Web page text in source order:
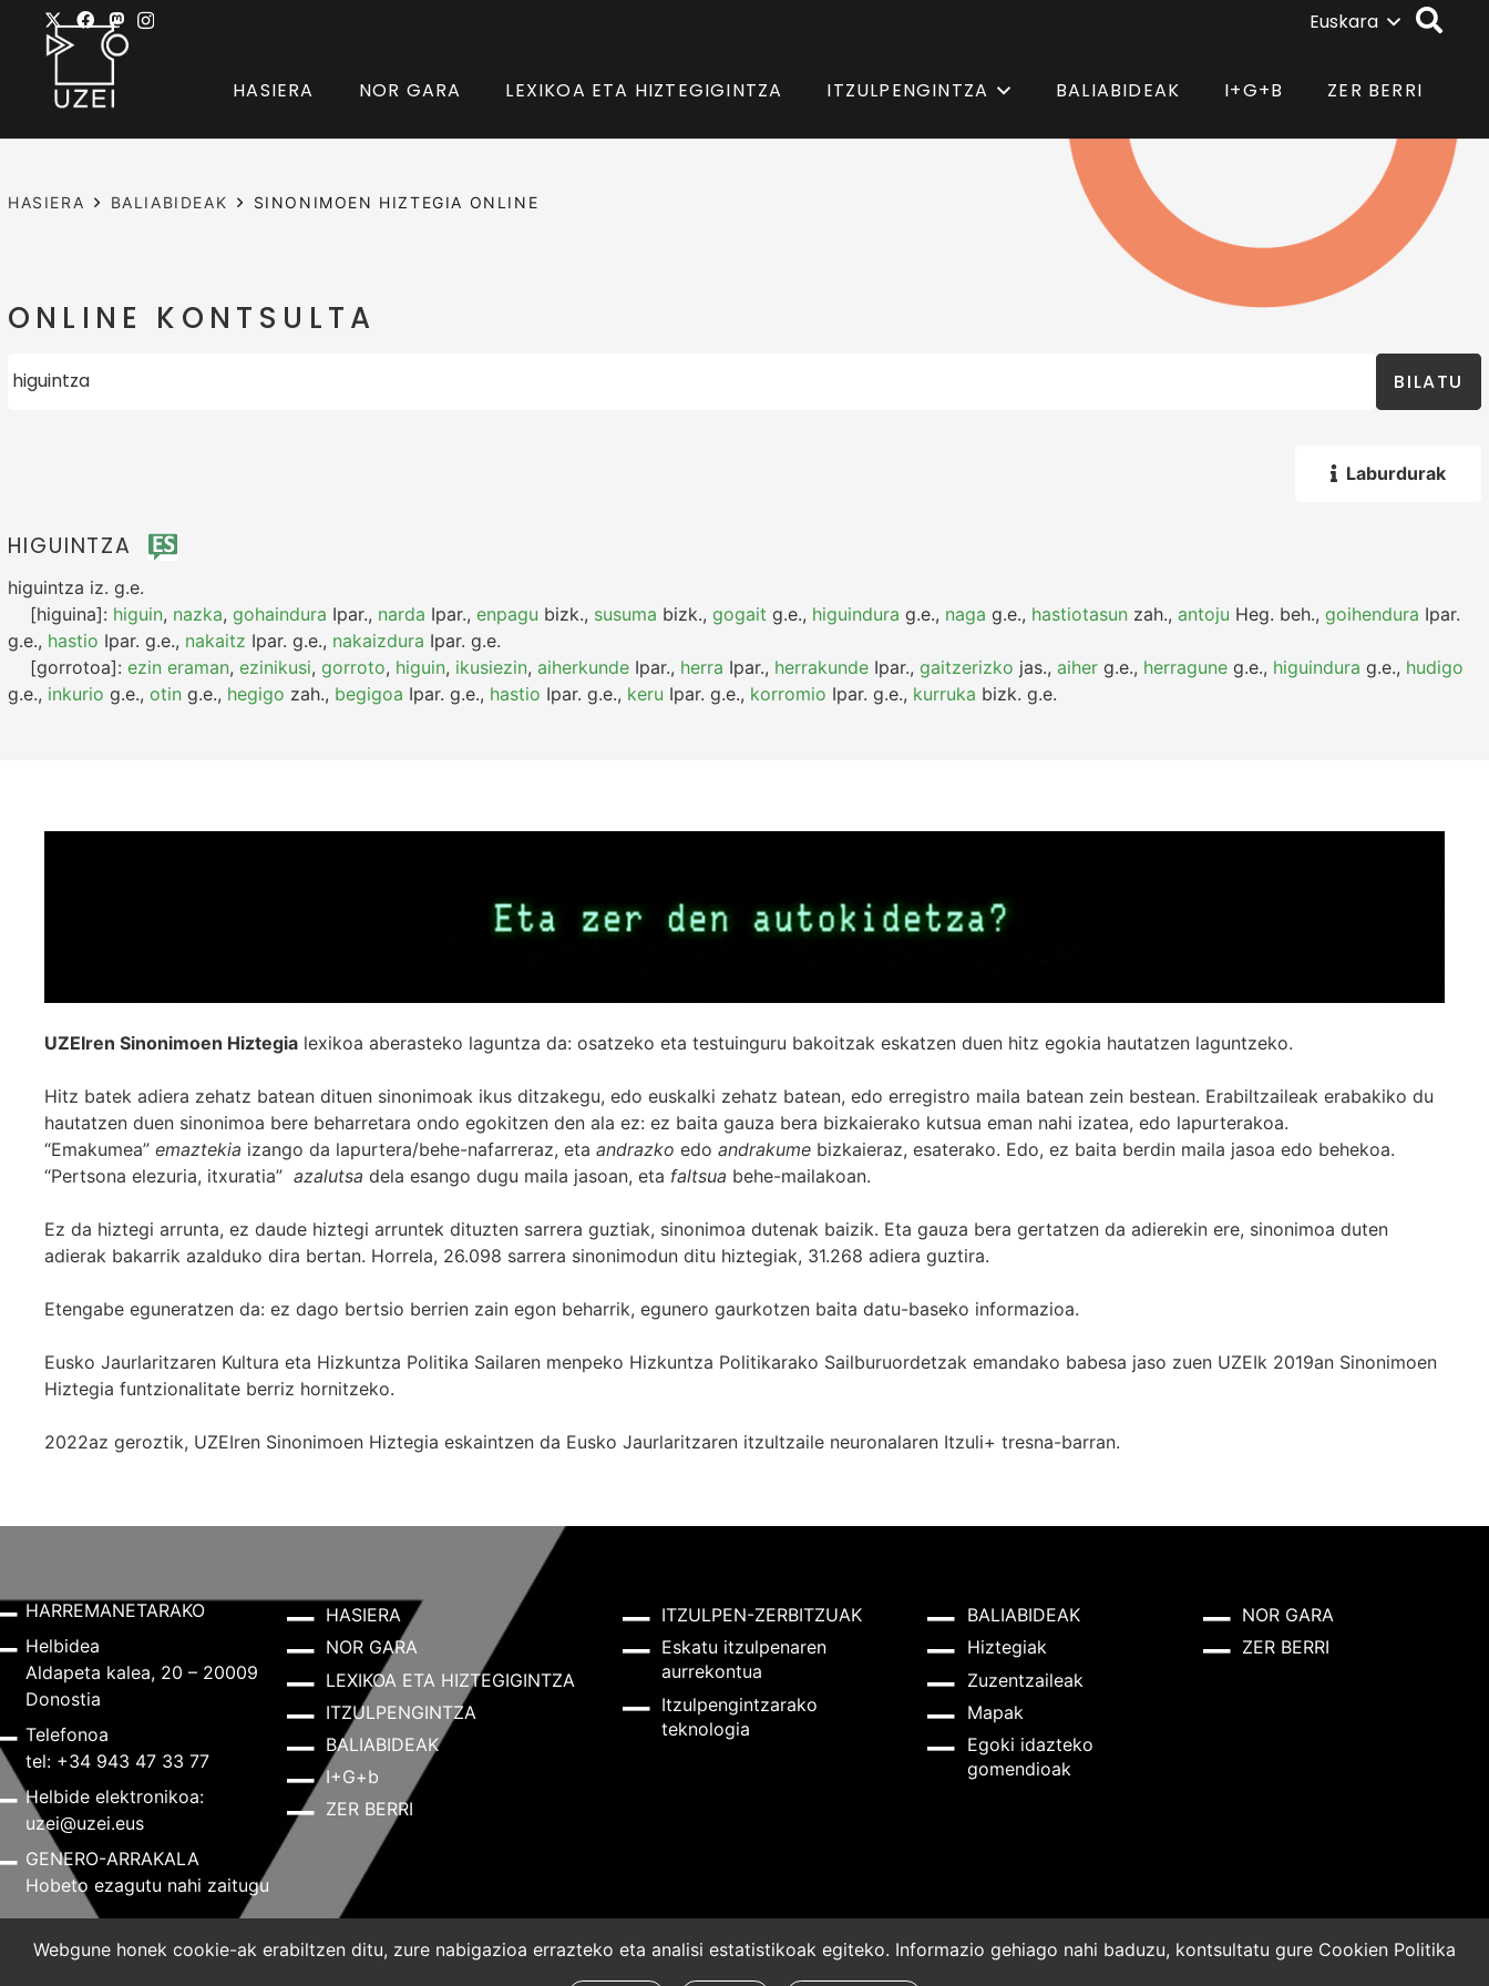
Euskara
HASIERA NOR GARA LEXIKOA ETA HIZTEGIGINTZA ITZULPENGINTZA BALIABIDEAK I+G+B ZER BERRI
HASIERA BALIABIDEAK SINONIMOEN HIZTEGIA ONLINE
ONLINE KONTSULTA
BILATU
Laburdurak
HIGUINTZA
higuintza iz. g.e.
[higuina]: higuin, nazka, gohaindura Ipar., narda Ipar., enpagu bizk., susuma bizk., gogait g.e., higuindura g.e., naga g.e., hastiotasun zah., antoju Heg. beh., goihendura Ipar.
g.e., hastio Ipar. g.e., nakaitz Ipar. g.e., nakaizdura Ipar. g.e.
[gorrotoa]: ezin eraman, ezinikusi, gorroto, higuin, ikusiezin, aiherkunde Ipar., herra Ipar., herrakunde Ipar., gaitzerizko jas., aiher g.e., herragune g.e., higuindura g.e., hudigo
g.e., inkurio g.e., otin g.e., hegigo zah., begigoa Ipar. g.e., hastio Ipar. g.e., keru Ipar. g.e., korromio Ipar. g.e., kurruka bizk. g.e.
UZEIren Sinonimoen Hiztegia lexikoa aberasteko laguntza da: osatzeko eta testuinguru bakoitzak eskatzen duen hitz egokia hautatzen laguntzeko.
Hitz batek adiera zehatz batean dituen sinonimoak ikus ditzakegu, edo euskalki zehatz batean, edo erregistro maila batean zein bestean. Erabiltzaileak erabakiko du
hautatzen duen sinonimoa bere beharretara ondo egokitzen den ala ez: ez baita gauza bera bizkaierako kutsua eman nahi izatea, edo lapurterakoa.
“Emakumea” emaztekia izango da lapurtera/behe-nafarreraz, eta andrazko edo andrakume bizkaieraz, esaterako. Edo, ez baita berdin maila jasoa edo behekoa.
“Pertsona elezuria, itxuratia” azalutsa dela esango dugu maila jasoan, eta faltsua behe-mailakoan.
Ez da hiztegi arrunta, ez daude hiztegi arruntek dituzten sarrera guztiak, sinonimoa dutenak baizik. Eta gauza bera gertatzen da adierekin ere, sinonimoa duten
adierak bakarrik azalduko dira bertan. Horrela, 26.098 sarrera sinonimodun ditu hiztegiak, 31.268 adiera guztira.
Etengabe eguneratzen da: ez dago bertsio berrien zain egon beharrik, egunero gaurkotzen baita datu-baseko informazioa.
Eusko Jaurlaritzaren Kultura eta Hizkuntza Politika Sailaren menpeko Hizkuntza Politikarako Sailburuordetzak emandako babesa jaso zuen UZEIk 2019an Sinonimoen
Hiztegia funtzionalitate berriz hornitzeko.
2022az geroztik, UZEIren Sinonimoen Hiztegia eskaintzen da Eusko Jaurlaritzaren itzultzaile neuronalaren Itzuli+ tresna-barran.
HARREMANETARAKO
Helbidea
Aldapeta kalea, 20 – 20009
Donostia
Telefonoa
tel: +34 943 47 33 77
Helbide elektronikoa:
uzei@uzei.eus
GENERO-ARRAKALA
Hobeto ezagutu nahi zaitugu
HASIERA
NOR GARA
LEXIKOA ETA HIZTEGIGINTZA
ITZULPENGINTZA
BALIABIDEAK
I+G+b
ZER BERRI
ITZULPEN-ZERBITZUAK
Eskatu itzulpenaren
aurrekontua
Itzulpengintzarako
teknologia
BALIABIDEAK
Hiztegiak
Zuzentzaileak
Mapak
Egoki idazteko
gomendioak
NOR GARA
ZER BERRI
Lege-oharra Cookie-politika
Webgune honek cookie-ak erabiltzen ditu, zure nabigazioa errazteko eta analisi estatistikoak egiteko. Informazio gehiago nahi baduzu, kontsultatu gure Cookien Politika